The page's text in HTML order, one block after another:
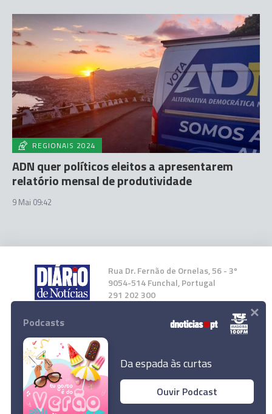
REGIONAIS 2024
ADN quer políticos eleitos a apresentarem
relatório mensal de produtividade
9 Mai 09:42
Rua Dr. Fernão de Ornelas, 56 - 3º
9054-514 Funchal, Portugal
291 202 300
Instale a nossa App
© 2024 Empresa Diário de Notícias, Lda.
Podcasts
Da espada às curtas
Ouvir Podcast
×